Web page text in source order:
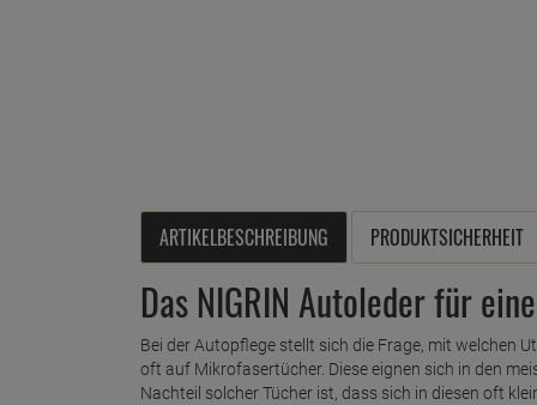
ARTIKELBESCHREIBUNG PRODUKTSICHERHEIT
Das NIGRIN Autoleder für
Bei der Autopflege stellt sich die Frage, mit welchen
oft auf Mikrofasertücher. Diese eignen sich in den
Nachteil solcher Tücher ist, dass sich in diesen oft